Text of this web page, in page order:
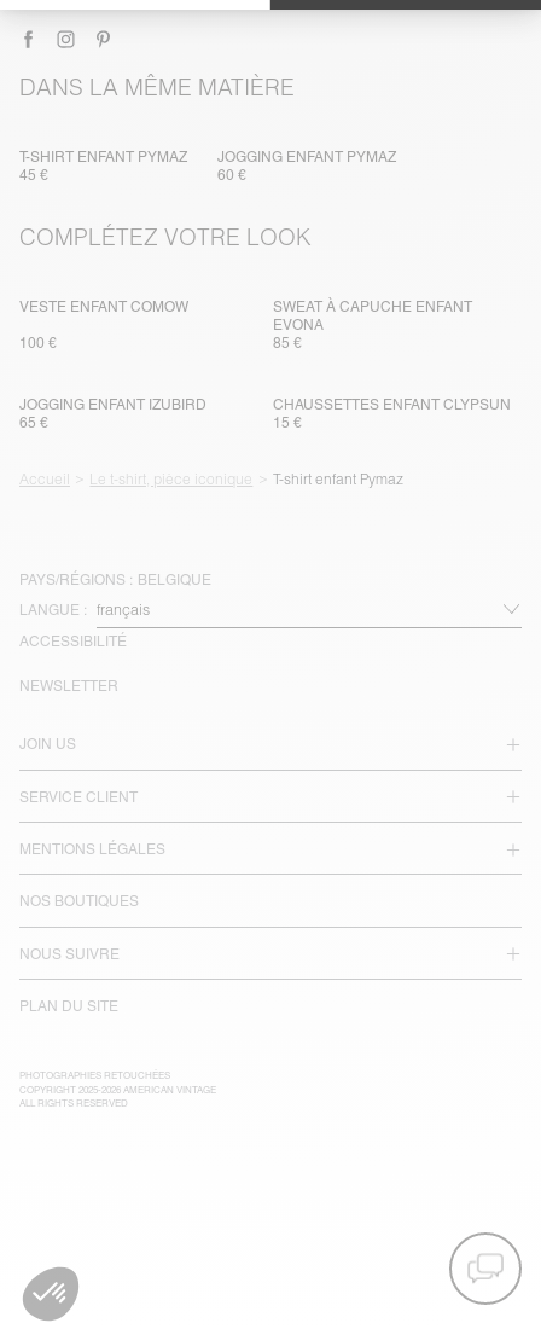
DANS LA MÊME MATIÈRE
T-SHIRT ENFANT PYMAZ
45 €
JOGGING ENFANT PYMAZ
60 €
COMPLÉTEZ VOTRE LOOK
VESTE ENFANT COMOW
100 €
SWEAT À CAPUCHE ENFANT
EVONA
85 €
JOGGING ENFANT IZUBIRD
65 €
CHAUSSETTES ENFANT CLYPSUN
15 €
Accueil Le t-shirt, pièce iconique T-shirt enfant Pymaz
PAYS/RÉGIONS : BELGIQUE
LANGUE :
ACCESSIBILITÉ
JOIN US
SERVICE CLIENT
MENTIONS LÉGALES
NOS BOUTIQUES
NOUS SUIVRE
PLAN DU SITE
NEWSLETTER
PHOTOGRAPHIES RETOUCHÉES
COPYRIGHT 2025-2026 AMERICAN VINTAGE
ALL RIGHTS RESERVED